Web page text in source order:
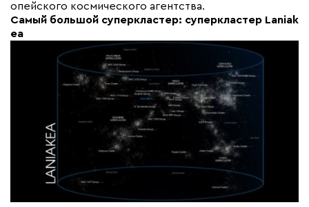
опейского космического агентства.
Самый большой суперкластер: суперкластер Laniak
ea